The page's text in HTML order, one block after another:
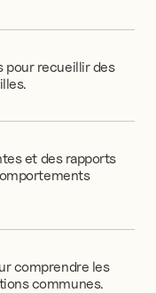
pour recueillir des
et des rapports
comprendre les
communes.